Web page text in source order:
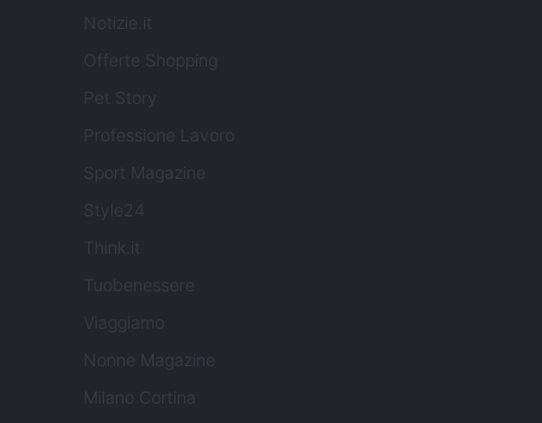
Notizie.it
Offerte Shopping
Pet Story
Professione Lavoro
Sport Magazine
Style24
Think.it
Tuobenessere
Viaggiamo
Nonne Magazine
Milano Cortina